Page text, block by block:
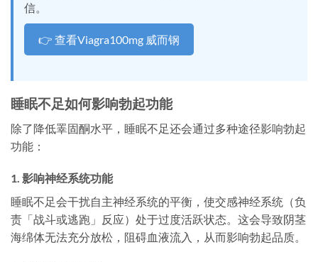
信。
👉 查看Viagra100mg 威而钢
睡眠不足如何影响勃起功能
除了降低睪固酮水平，睡眠不足还会通过多种途径影响勃起
功能：
1. 影响神经系统功能
睡眠不足会干扰自主神经系统的平衡，使交感神经系统（负
责「战斗或逃跑」反应）处于过度活跃状态。这会导致阴茎
海绵体无法充分放松，阻碍血液流入，从而影响勃起品质。